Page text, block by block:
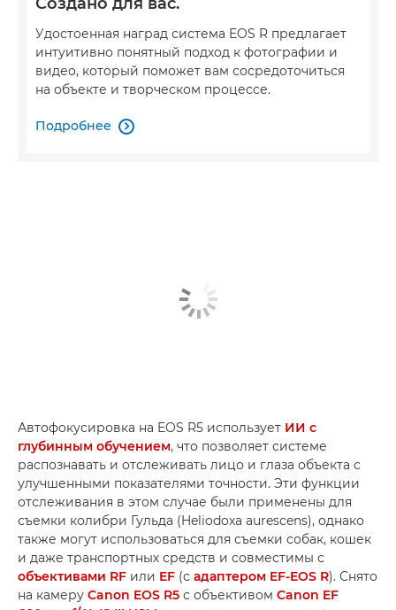
Удостоенная наград система EOS R предлагает
интуитивно понятный подход к фотографии и
видео, который поможет вам сосредоточиться
на объекте и творческом процессе.
Подробнее 
Автофокусировка на EOS R5 использует ИИ с
глубинным обучением, что позволяет системе
распознавать и отслеживать лицо и глаза объекта с
улучшенными показателями точности. Эти функции
отслеживания в этом случае были применены для
съемки колибри Гульда (Heliodoxa aurescens), однако
также могут использоваться для съемки собак, кошек
и даже транспортных средств и совместимы с
объективами RF или EF (с адаптером EF-EOS R). Снято
на камеру Canon EOS R5 с объективом Canon EF